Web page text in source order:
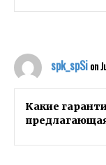
spk_spSion
Какие